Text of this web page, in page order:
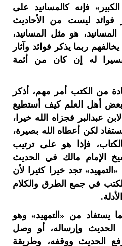
فإنه كالمسانيد على
فوائد ليست من الأحاديث
هو مثل المسانيد،
ربما يذكر فوائد وآثار
له إن كان من أئمة
من الكتب أمر مهم، أذكر
أهل العلم كيف أستطيع
عبدالبر فجزاه الله خيرا،
لكن أعطاه الله بصيرة،
بالكتاب، فإذا هو على ترتيب
الإمام مالك في الحديث
تجد خيرا كثيرا لأن
في جمع الطرق والكلام
يستفاد من «التمهيد» وهو
وإرساله، أو وصل
الحديث ووقفه، وطريقة